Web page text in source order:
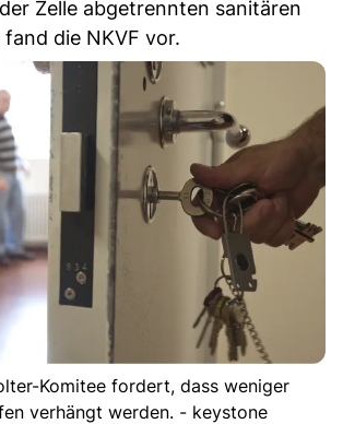
Zelle abgetrennten sanitären
die NKVF vor.
Komitee fordert, dass weniger
verhängt werden. - keystone